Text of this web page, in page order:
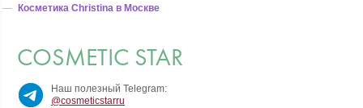
Косметика Christina в Москве
COSMETIC STAR
Наш полезный Telegram:
@cosmeticstarru